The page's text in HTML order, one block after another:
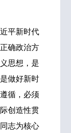
平新时代
确政治方
思想，是
做好新时
循，必须
创造性贯
志为核心